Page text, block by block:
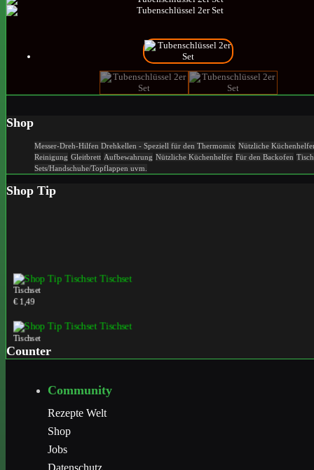
Shop
Messer-Dreh-Hilfen Drehkellen - Speziell für den Thermomix Nützliche
Reinigung Gleitbrett Aufbewahrung Nützliche Küchenhelfer Für den Backofen
Sets/Handschuhe/Topflappen uvm.
Shop Tip
Tischset
€ 1,49
Tischset
€ 1,49
Counter
Community
Rezepte Welt
Shop
Jobs
Datenschutz